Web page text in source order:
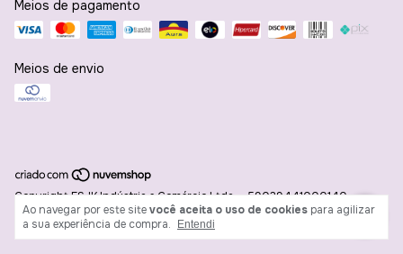
Ao navegar por este sitevocê aceita o uso de cookies para agilizar
a sua experiência de compra.
Entendi
Meios de pagamento
Meios de envio
Copyright FSJK Indústria e Comércio Ltda. - 59039441000140 -
2026. Todos os direitos reservados.